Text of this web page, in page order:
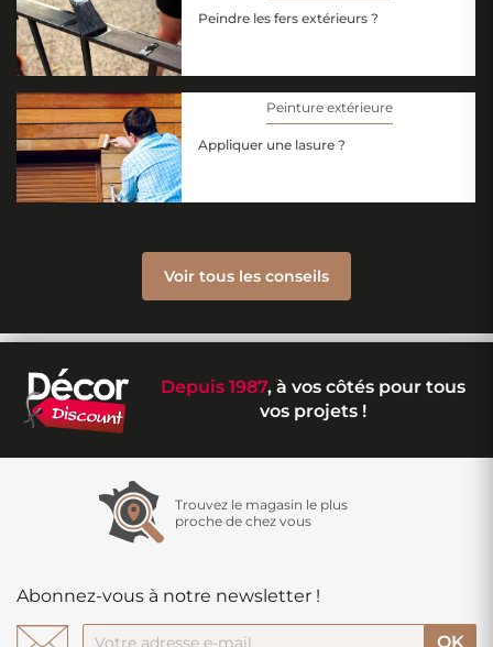
Peindre les fers extérieurs ?
Peinture extérieure
Appliquer une lasure ?
Voir tous les conseils
Depuis 1987, à vos côtés pour tous
vos projets !
Trouvez le magasin le plus
proche de chez vous
Abonnez-vous à notre newsletter !